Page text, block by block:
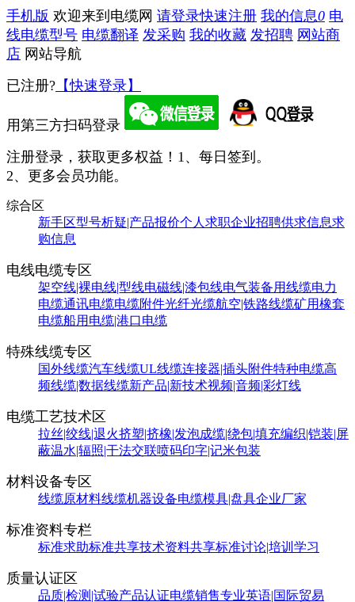
手机版 欢迎来到电缆网 请登录快速注册 我的信息0 电
线电缆型号 电缆翻译 发采购 我的收藏 发招聘 网站商
店 网站导航
已注册? 【快速登录】
用第三方扫码登录
注册登录，获取更多权益！ 1、每日签到。
2、更多会员功能。
综合区
新手区型号析疑|产品报价个人求职企业招聘供求信息求
购信息
电线电缆专区
架空线|裸电线|型线电磁线|漆包线电气装备用线缆电力
电缆通讯电缆电缆附件光纤光缆航空|铁路线缆矿用橡套
电缆船用电缆|港口电缆
特殊线缆专区
国外线缆汽车线缆UL线缆连接器|插头附件特种电缆高
频线缆|数据线缆新产品|新技术视频|音频|彩灯线
电缆工艺技术区
拉丝|绞线|退火挤塑|挤橡|发泡成缆|绕包|填充编织|铠装|屏
蔽温水|辐照|干法交联喷码印字|记米包装
材料设备专区
线缆原材料线缆机器设备电缆模具|盘具企业厂家
标准资料专栏
标准求助标准共享技术资料共享标准讨论|培训学习
质量认证区
品质|检测|试验产品认证电缆销售专业英语|国际贸易